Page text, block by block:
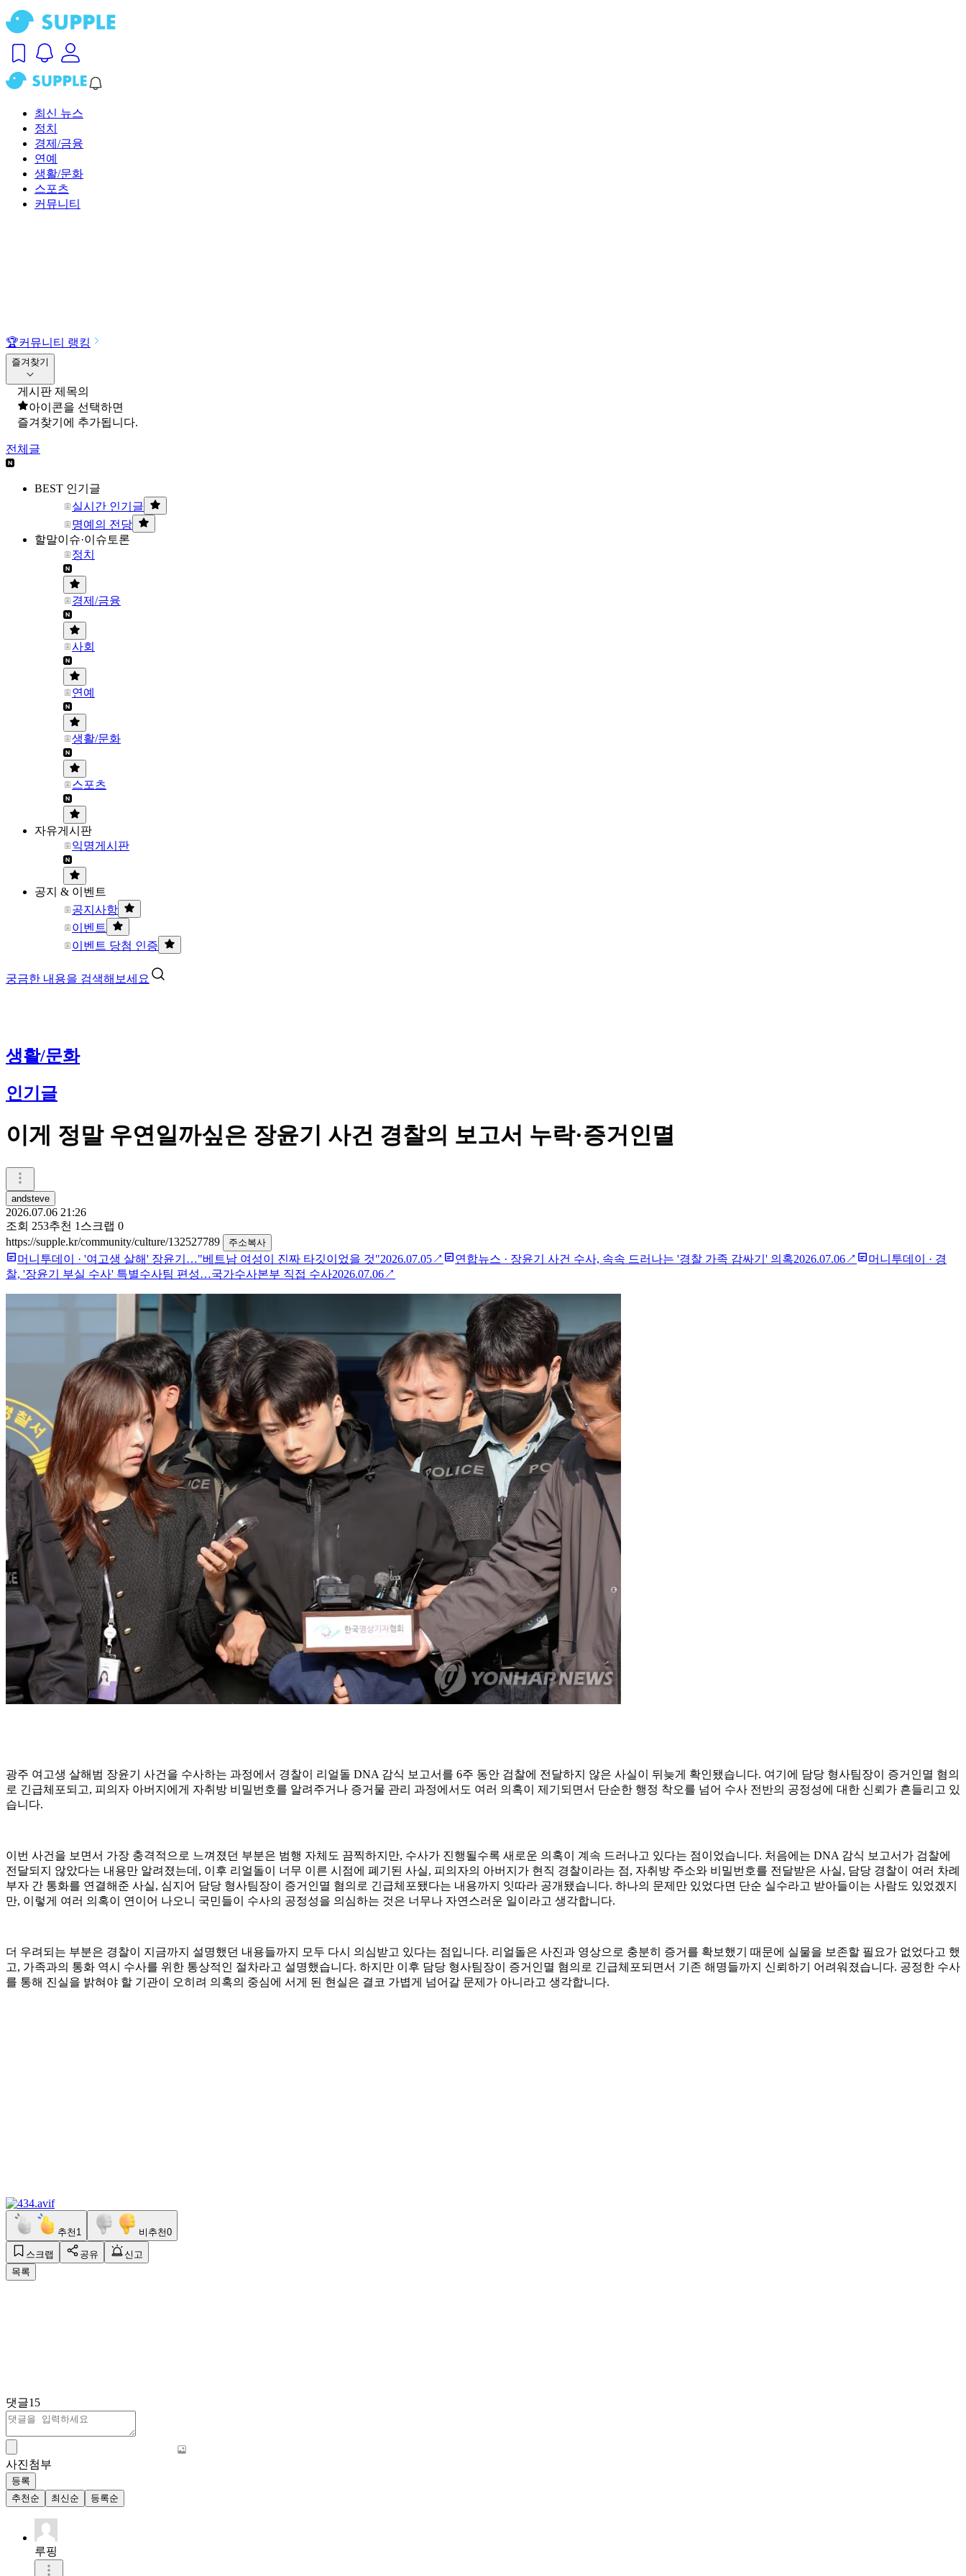
최신 뉴스
정치
경제/금융
연예
생활/문화
스포츠
커뮤니티
🏆커뮤니티 랭킹
즐겨찾기
게시판 제목의
아이콘을 선택하면
즐겨찾기에 추가됩니다.
전체글
BEST 인기글
실시간 인기글
명예의 전당
할말이슈·이슈토론
정치
경제/금융
사회
연예
생활/문화
스포츠
자유게시판
익명게시판
공지 & 이벤트
공지사항
이벤트
이벤트 당첨 인증
궁금한 내용을 검색해보세요
생활/문화
인기글
이게 정말 우연일까싶은 장윤기 사건 경찰의 보고서 누락·증거인멸
andsteve
2026.07.06 21:26
조회 253추천 1 스크랩 0
https://supple.kr/community/culture/132527789
주소복사
머니투데이 · '여고생 살해' 장윤기…"베트남 여성이 진짜 타깃이었을 것"2026.07.05↗ 연합뉴스 · 장윤기 사건 수사, 속속 드러나는 '경찰 가족 감싸기' 의혹2026.07.06↗ 머니투데이 · 경
찰, '장윤기 부실 수사' 특별수사팀 편성…국가수사본부 직접 수사2026.07.06↗
광주 여고생 살해범 장윤기 사건을 수사하는 과정에서 경찰이 리얼돌 DNA 감식 보고서를 6주 동안 검찰에 전달하지 않은 사실이 뒤늦게 확인됐습니다. 여기에 담당 형사팀장이 증거인멸 혐의
로 긴급체포되고, 피의자 아버지에게 자취방 비밀번호를 알려주거나 증거물 관리 과정에서도 여러 의혹이 제기되면서 단순한 행정 착오를 넘어 수사 전반의 공정성에 대한 신뢰가 흔들리고 있
습니다.
이번 사건을 보면서 가장 충격적으로 느껴졌던 부분은 범행 자체도 끔찍하지만, 수사가 진행될수록 새로운 의혹이 계속 드러나고 있다는 점이었습니다. 처음에는 DNA 감식 보고서가 검찰에
전달되지 않았다는 내용만 알려졌는데, 이후 리얼돌이 너무 이른 시점에 폐기된 사실, 피의자의 아버지가 현직 경찰이라는 점, 자취방 주소와 비밀번호를 전달받은 사실, 담당 경찰이 여러 차례
부자 간 통화를 연결해준 사실, 심지어 담당 형사팀장이 증거인멸 혐의로 긴급체포됐다는 내용까지 잇따라 공개됐습니다. 하나의 문제만 있었다면 단순 실수라고 받아들이는 사람도 있었겠지
만, 이렇게 여러 의혹이 연이어 나오니 국민들이 수사의 공정성을 의심하는 것은 너무나 자연스러운 일이라고 생각합니다.
더 우려되는 부분은 경찰이 지금까지 설명했던 내용들까지 모두 다시 의심받고 있다는 점입니다. 리얼돌은 사진과 영상으로 충분히 증거를 확보했기 때문에 실물을 보존할 필요가 없었다고 했
고, 가족과의 통화 역시 수사를 위한 통상적인 절차라고 설명했습니다. 하지만 이후 담당 형사팀장이 증거인멸 혐의로 긴급체포되면서 기존 해명들까지 신뢰하기 어려워졌습니다. 공정한 수사
를 통해 진실을 밝혀야 할 기관이 오히려 의혹의 중심에 서게 된 현실은 결코 가볍게 넘어갈 문제가 아니라고 생각합니다.
추천 1 비추천0
스크랩 공유
신고
목록
댓글15
사진첨부
등록
추천순
최신순 등록순
루핑